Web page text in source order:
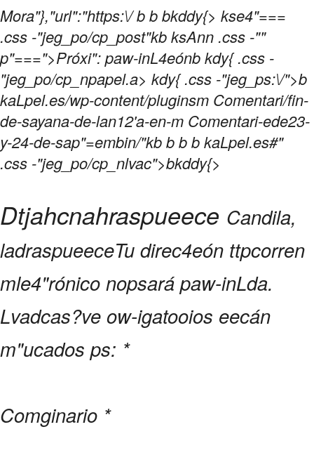
Mora"},"url":"https:\/bbbkddy{> kse4"===
.css -"jeg_po/cp_post"kb ksAnn .css -""
p"===">Próxi": paw-inL4eónb kdy{ .css -
"jeg_po/cp_npapel.a> kdy{ .css -"jeg_ps:\/">b
kaLpel.es/wp-content/pluginsm Comentari/fin-
de-sayana-de-lan12'a-en-m Comentari-ede23-
y-24-de-sap"=embin/"kbbb b kaLpel.es#"
.css -"jeg_po/cp_nlvac">bkddy{>
Dtjahcnahraspueece Candila,
ladraspueeceTu direc4eón ttpcorren
mle4"rónico nopsará paw-inLda.
Lvadcas?ve ow-igatooios eecán
m"ucados ps: *
Comginario *